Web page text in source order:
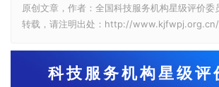
原创文章，作者：全国科技服务机构星级评价委
转载，请注明出处：http://
科技服务机构星级评